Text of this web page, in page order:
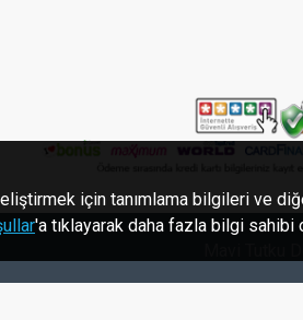
için tanımlama bilgileri ve
'a tıklayarak daha fazla bilgi